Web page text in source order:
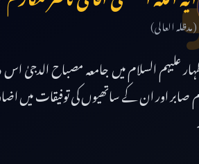
(مدظلہ العالی)
اطہار علیہم السلام میں جامعہ مصباح
صابر اور ان کے ساتھیوں کی توفیقات میں